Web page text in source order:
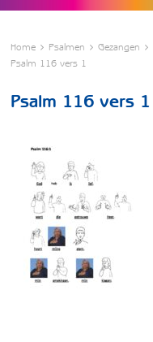
Home Psalmen Gezangen
Psalm 116 vers 1
Psalm 116 vers 1